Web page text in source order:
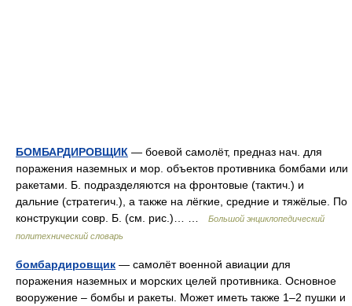
БОМБАРДИРОВЩИК — боевой самолёт, предназ нач. для
поражения наземных и мор. объектов противника бомбами или
ракетами. Б. подразделяются на фронтовые (тактич.) и
дальние (стратегич.), а также на лёгкие, средние и тяжёлые. По
конструкции совр. Б. (см. рис.)… …
Большой энциклопедический
политехнический словарь
бомбардировщик — самолёт военной авиации для
поражения наземных и морских целей противника. Основное
вооружение – бомбы и ракеты. Может иметь также 1–2 пушки и